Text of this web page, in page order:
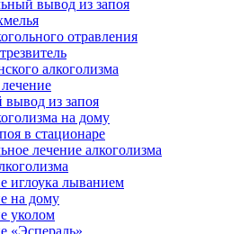
вывод из запоя
отравления
алкоголизма
из запоя
на дому
в стационаре
лечение алкоголизма
иглоука лыванием
на дому
уколом
«Эспераль»